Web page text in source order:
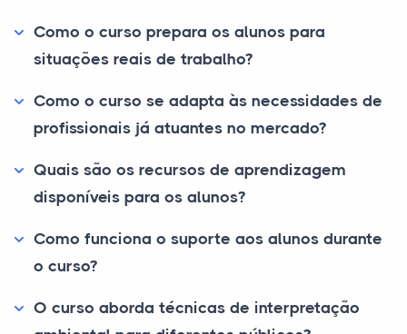
Como o curso prepara os alunos para
situações reais de trabalho?
Como o curso se adapta às necessidades de
profissionais já atuantes no mercado?
Quais são os recursos de aprendizagem
disponíveis para os alunos?
Como funciona o suporte aos alunos durante
o curso?
O curso aborda técnicas de interpretação